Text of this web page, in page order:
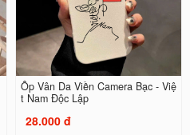
Ốp Vân Da Viền Camera Bạc - Việ
t Nam Độc Lập
28.000 đ